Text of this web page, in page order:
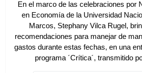
En el marco de las celebraciones por
en Economía de la Universidad
Marcos, Stephany Vilca Rugel,
recomendaciones para manejar de
gastos durante estas fechas, en una
programa ´Crítica´, transmitido